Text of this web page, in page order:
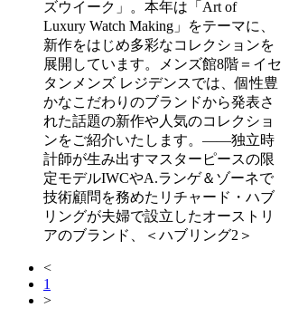
ズウイーク」。本年は「Art of
Luxury Watch Making」をテーマに、
新作をはじめ多彩なコレクションを
展開しています。メンズ館8階＝イセ
タンメンズ レジデンスでは、個性豊
かなこだわりのブランドから発表さ
れた話題の新作や人気のコレクショ
ンをご紹介いたします。――独立時
計師が生み出すマスターピースの限
定モデルIWCやA.ランゲ＆ゾーネで
技術顧問を務めたリチャード・ハブ
リングが夫婦で設立したオーストリ
アのブランド、＜ハブリング2＞
<
1
>